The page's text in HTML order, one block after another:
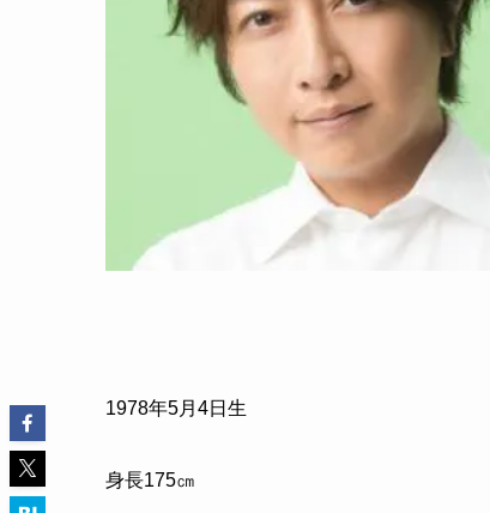
1978年5月4日生
身長175㎝